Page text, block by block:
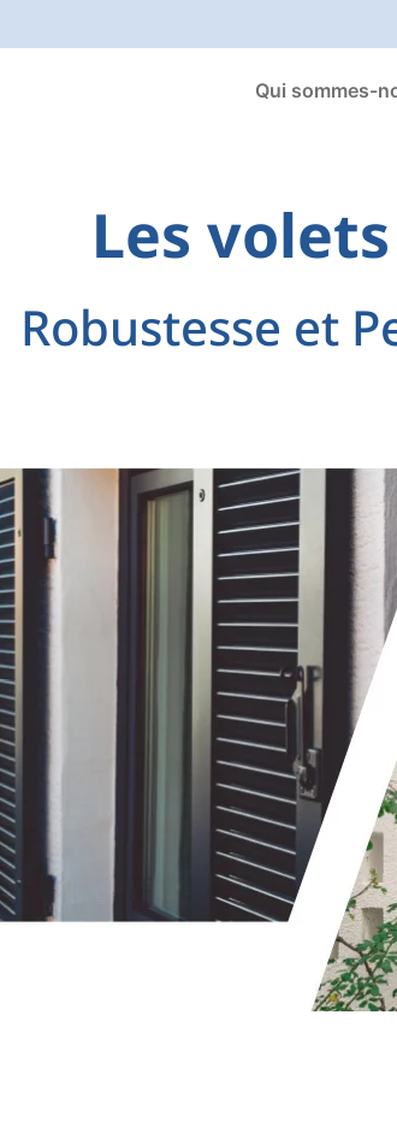
Qui sommes-
Les
Robustesse et